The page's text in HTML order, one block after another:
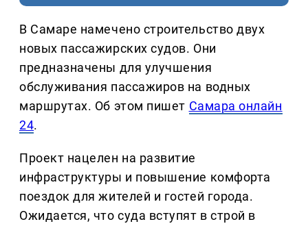
В Самаре намечено строительство двух
новых пассажирских судов. Они
предназначены для улучшения
обслуживания пассажиров на водных
маршрутах. Об этом пишет Самара онлайн
24.
Проект нацелен на развитие
инфраструктуры и повышение комфорта
поездок для жителей и гостей города.
Ожидается, что суда вступят в строй в